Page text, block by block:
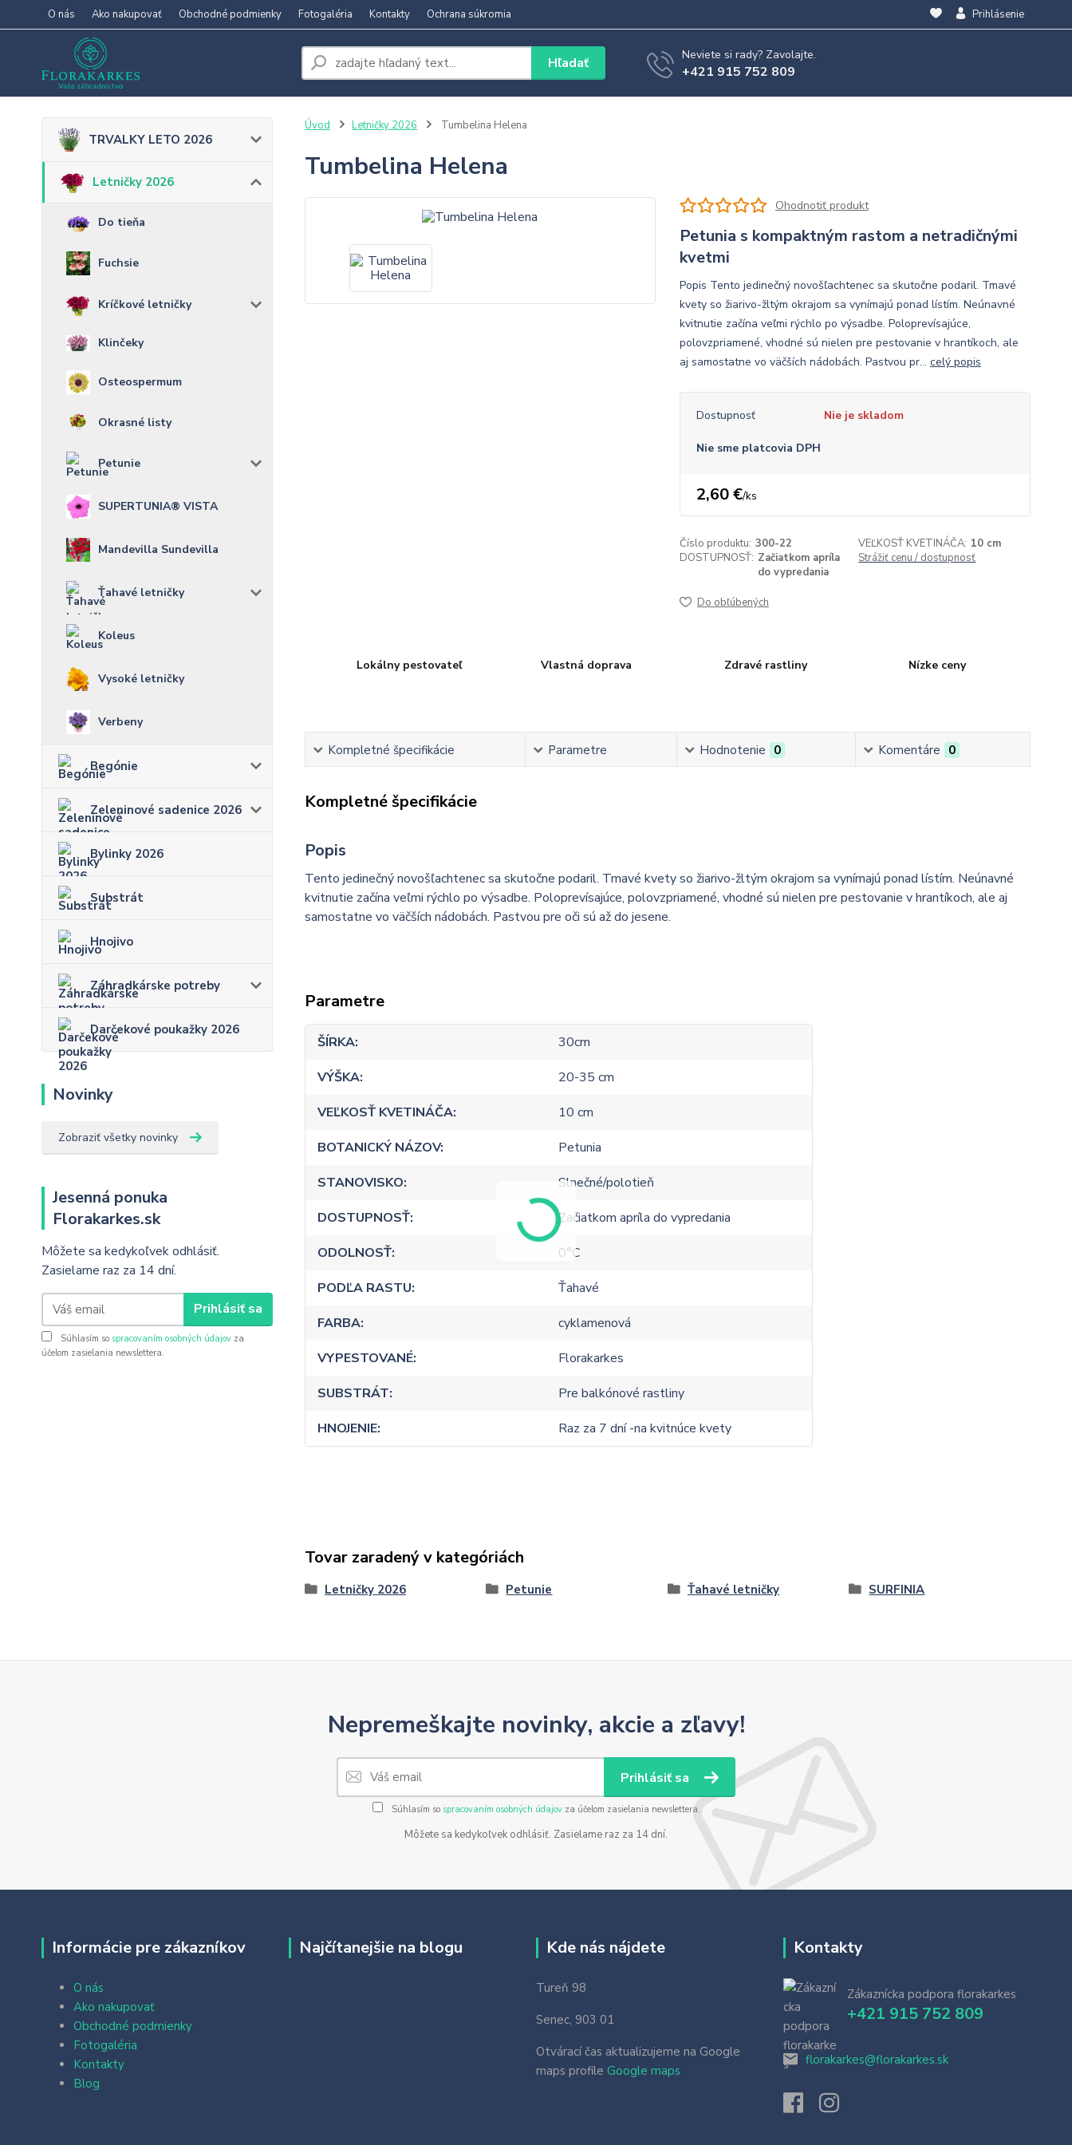
O nás Ako nakupovať Obchodné podmienky Fotogaléria Kontakty Ochrana súkromia Prihlásenie
Hľadať Neviete si rady? Zavolajte.
+421 915 752 809
TRVALKY LETO 2026
Letničky 2026
Do tieňa
Fuchsie
Kríčkové letničky
Klinčeky
Osteospermum
Okrasné listy
Petunie
SUPERTUNIA® VISTA
Mandevilla Sundevilla
Ťahavé letničky
Koleus
Vysoké letničky
Verbeny
Begónie
Zeleninové sadenice 2026
Bylinky 2026
Substrát
Hnojivo
Záhradkárske potreby
Darčekové poukažky 2026
Novinky
Zobraziť všetky novinky
Jesenná ponuka
Florakarkes.sk
Môžete sa kedykoľvek odhlásiť.
Zasielame raz za 14 dní.
Prihlásiť sa
Súhlasím so spracovaním osobných údajov za
účelom zasielania newslettera.
Úvod Letničky 2026 Tumbelina Helena
Tumbelina Helena
Ohodnotiť produkt
Petunia s kompaktným rastom a netradičnými
kvetmi
Popis Tento jedinečný novošľachtenec sa skutočne podaril. Tmavé
kvety so žiarivo-žltým okrajom sa vynímajú ponad lístím. Neúnavné
kvitnutie začína veľmi rýchlo po výsadbe. Poloprevísajúce,
polovzpriamené, vhodné sú nielen pre pestovanie v hrantíkoch, ale
aj samostatne vo väčších nádobách. Pastvou pr... celý popis
Dostupnosť Nie je skladom
Nie sme platcovia DPH
2,60 €/ks
Číslo produktu: 300-22 VEĽKOSŤ KVETINÁČA: 10 cm
DOSTUPNOSŤ: Začiatkom apríla
do vypredania
Strážiť cenu / dostupnosť
Do obľúbených
Lokálny pestovateľ Vlastná doprava Zdravé rastliny Nízke ceny
Kompletné špecifikácie Parametre Hodnotenie 0 Komentáre 0
Kompletné špecifikácie
Popis
Tento jedinečný novošľachtenec sa skutočne podaril. Tmavé kvety so žiarivo-žltým okrajom sa vynímajú ponad lístím. Neúnavné
kvitnutie začína veľmi rýchlo po výsadbe. Poloprevísajúce, polovzpriamené, vhodné sú nielen pre pestovanie v hrantíkoch, ale aj
samostatne vo väčších nádobách. Pastvou pre oči sú až do jesene.
Parametre
ŠÍRKA
30cm
VÝŠKA
20-35 cm
VEĽKOSŤ KVETINÁČA
10 cm
BOTANICKÝ NÁZOV
Petunia
STANOVISKO
Slnečné/polotieň
DOSTUPNOSŤ
Začiatkom apríla do vypredania
ODOLNOSŤ
0°C
PODĽA RASTU
Ťahavé
FARBA
cyklamenová
VYPESTOVANÉ
Florakarkes
SUBSTRÁT
Pre balkónové rastliny
HNOJENIE
Raz za 7 dní -na kvitnúce kvety
Tovar zaradený v kategóriách
Letničky 2026 Petunie Ťahavé letničky SURFINIA
Nepremeškajte novinky, akcie a zľavy!
Prihlásiť sa
Súhlasím so spracovaním osobných údajovza účelom zasielania newslettera.
Môžete sa kedykoľvek odhlásiť. Zasielame raz za 14 dní.
Informácie pre zákazníkov
O nás
Ako nakupovať
Obchodné podmienky
Fotogaléria
Kontakty
Blog
Najčítanejšie na blogu Kde nás nájdete
Tureň 98
Senec, 903 01
Otvárací čas aktualizujeme na Google
maps profile Google maps
Kontakty
Zákaznícka podpora florakarkes
+421 915 752 809
florakarkes@florakarkes.sk